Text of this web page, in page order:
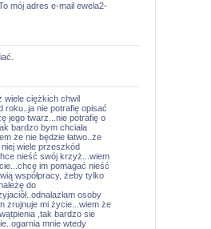
mój adres e-mail ewela2-
wiele ciężkich chwil
roku..ja nie potrafię opisać
jego twarz...nie potrafię o
bardzo bym chciała
że nie będzie łatwo..że
wiele przeszkód
nieść swój krzyż...wiem
im pomagać nieść
współpracy, żeby tylko
do
osoby
zrujnuje mi życie...wiem że
,tak bardzo sie
mnie wtedy